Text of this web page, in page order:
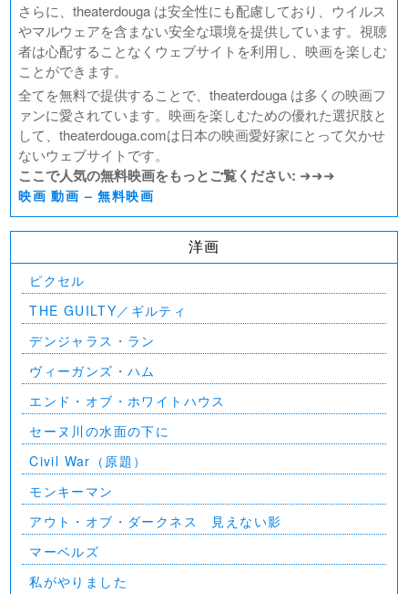
さらに、theaterdouga は安全性にも配慮しており、ウイルス
やマルウェアを含まない安全な環境を提供しています。視聴
者は心配することなくウェブサイトを利用し、映画を楽しむ
ことができます。
全てを無料で提供することで、theaterdouga は多くの映画フ
ァンに愛されています。映画を楽しむための優れた選択肢と
して、theaterdouga.comは日本の映画愛好家にとって欠かせ
ないウェブサイトです。
ここで人気の無料映画をもっとご覧ください: ➜➜➜
映画 動画 – 無料映画
洋画
ピクセル
THE GUILTY／ギルティ
デンジャラス・ラン
ヴィーガンズ・ハム
エンド・オブ・ホワイトハウス
セーヌ川の水面の下に
Civil War（原題）
モンキーマン
アウト・オブ・ダークネス 見えない影
マーベルズ
私がやりました